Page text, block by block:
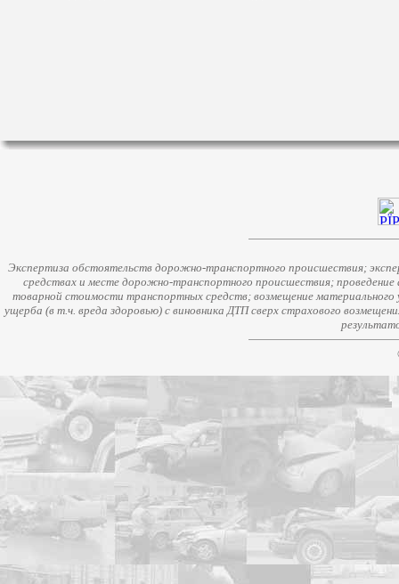
Экспертиза обстоятельств дорожно-транспортного происшествия;
средствах и месте дорожно-транспортного происшествия;
товарной стоимости транспортных средств; возмещение
ущерба (в т.ч. вреда здоровью) с виновника ДТП сверх страхового